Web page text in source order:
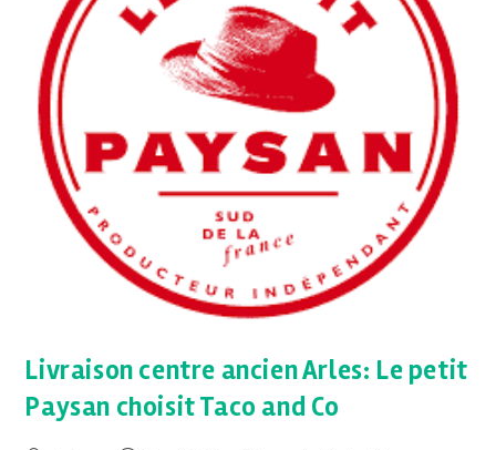
Livraison centre ancien Arles: Le petit
Paysan choisit Taco and Co